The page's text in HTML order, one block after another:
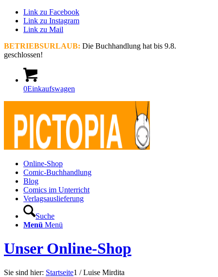
Link zu Facebook
Link zu Instagram
Link zu Mail
BETRIEBSURLAUB: Die Buchhandlung hat bis 9.8.
geschlossen!
0Einkaufswagen
Online-Shop
Comic-Buchhandlung
Blog
Comics im Unterricht
Verlagsauslieferung
Suche
Menü Menü
Unser Online-Shop
Sie sind hier: Startseite1 / Luise Mirdita